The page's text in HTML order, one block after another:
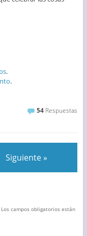
.
.
54 Respuestas
Siguiente »
Los campos obligatorios están